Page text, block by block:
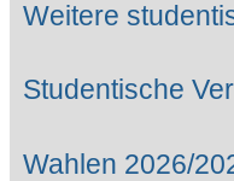
Weitere
Studentische
Wahlen 2026/